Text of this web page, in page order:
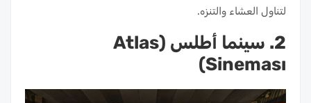
لتناول العشاء والتنزه.
2. سينما أطلس (Atlas
Sineması)